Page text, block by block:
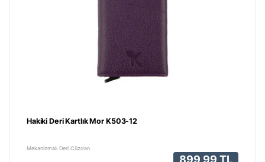
Hakiki Deri Kartlık Mor K503-12
Mekanizmalı Deri Cüzdan
899,99 TL